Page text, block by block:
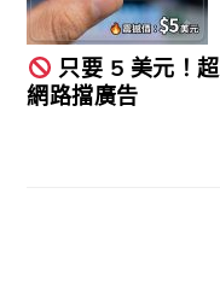
只要 5 美元！
網路擋廣告